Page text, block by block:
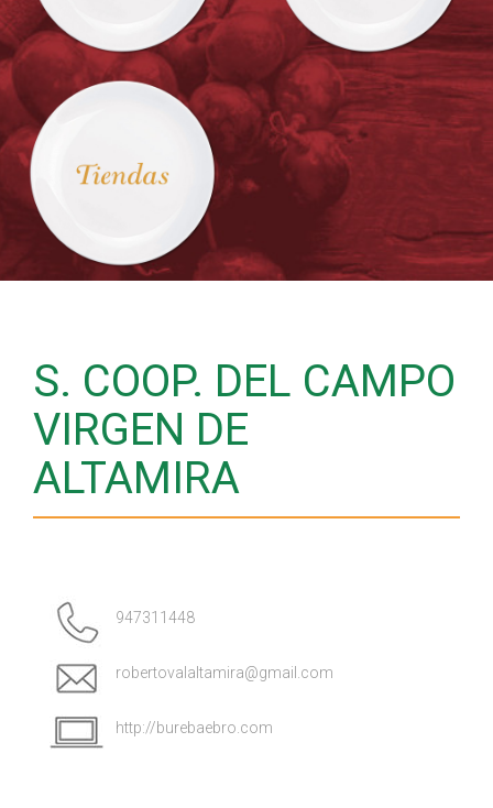
S. COOP. DEL CAMPO
VIRGEN DE
ALTAMIRA
947311448
robertovalaltamira@gmail.com
http://burebaebro.com